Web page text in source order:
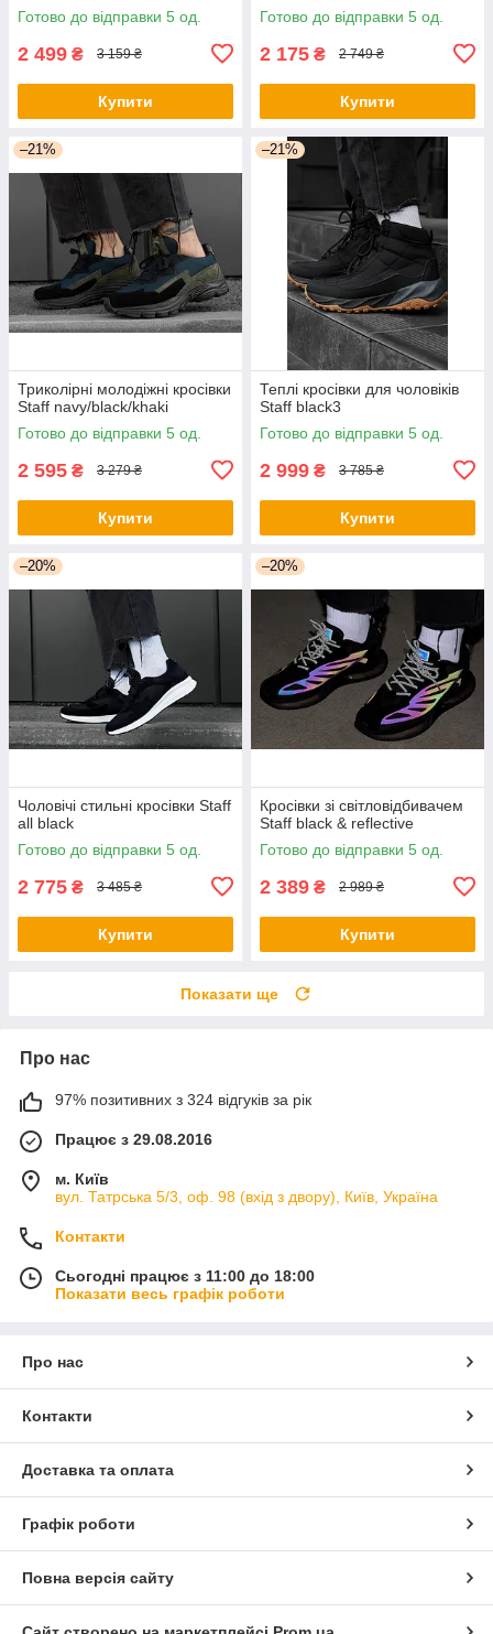
Готово до відправки 5 од.
2 499 ₴ 3 159 ₴
Купити
Готово до відправки 5 од.
2 175 ₴ 2 749 ₴
Купити
–21%
Триколірні молодіжні кросівки
Staff navy/black/khaki
Готово до відправки 5 од.
2 595 ₴ 3 279 ₴
Купити
–21%
Теплі кросівки для чоловіків
Staff black3
Готово до відправки 5 од.
2 999 ₴ 3 785 ₴
Купити
–20%
Чоловічі стильні кросівки Staff
all black
Готово до відправки 5 од.
2 775 ₴ 3 485 ₴
Купити
–20%
Кросівки зі світловідбивачем
Staff black & reflective
Готово до відправки 5 од.
2 389 ₴ 2 989 ₴
Купити
Показати ще
Про нас
97% позитивних з 324 відгуків за рік
Працює з 29.08.2016
м. Київ
вул. Татрська 5/3, оф. 98 (вхід з двору), Київ, Україна
Контакти
Сьогодні працює з 11:00 до 18:00
Показати весь графік роботи
Про нас
Контакти
Доставка та оплата
Графік роботи
Повна версія сайту